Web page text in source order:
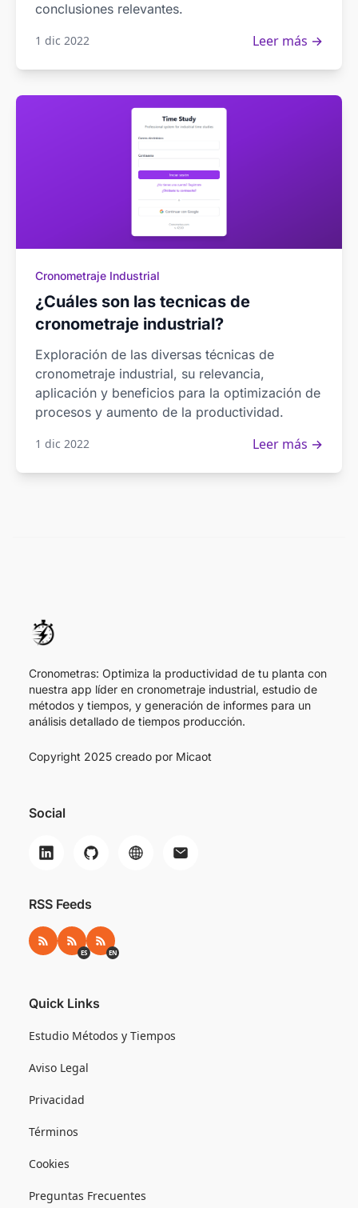
conclusiones relevantes.
1 dic 2022 Leer más →
Cronometraje Industrial
¿Cuáles son las tecnicas de
cronometraje industrial?
Exploración de las diversas técnicas de
cronometraje industrial, su relevancia,
aplicación y beneficios para la optimización de
procesos y aumento de la productividad.
1 dic 2022 Leer más →
Cronometras: Optimiza la productividad de tu planta con
nuestra app líder en cronometraje industrial, estudio de
métodos y tiempos, y generación de informes para un
análisis detallado de tiempos producción.
Copyright 2025 creado por Micaot
Social
RSS Feeds
RSS RSS ES
ES RSS EN
EN
Quick Links
Estudio Métodos y Tiempos
Aviso Legal
Privacidad
Términos
Cookies
Preguntas Frecuentes